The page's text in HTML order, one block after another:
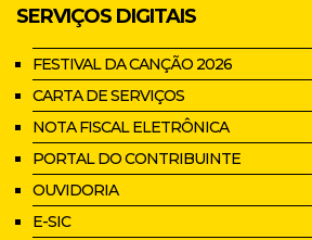
SERVIÇOS DIGITAIS
FESTIVAL DA CANÇÃO 2026
CARTA DE SERVIÇOS
NOTA FISCAL ELETRÔNICA
PORTAL DO CONTRIBUINTE
OUVIDORIA
E-SIC